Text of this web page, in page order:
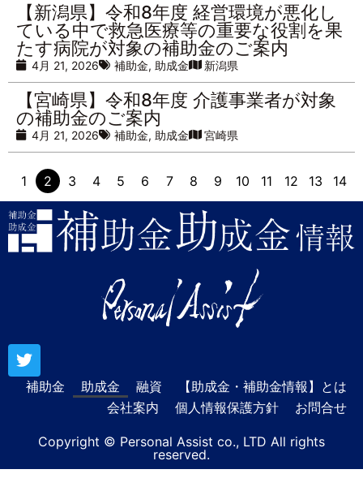
【新潟県】令和8年度 経営環境が悪化し
ている中で救急医療等の重要な役割を果
たす病院が対象の補助金のご案内
4月 21, 2026 補助金, 助成金 新潟県
【宮崎県】令和8年度 介護事業者が対象
の補助金のご案内
4月 21, 2026 補助金, 助成金 宮崎県
1 2 3 4 5 6 7 8 9 10 11 12 13 14
補助金 助成金 融資
【助成金・補助金情報】とは
会社案内
個人情報保護方針 お問合せ
Copyright © Personal Assist co., LTD All rights
reserved.